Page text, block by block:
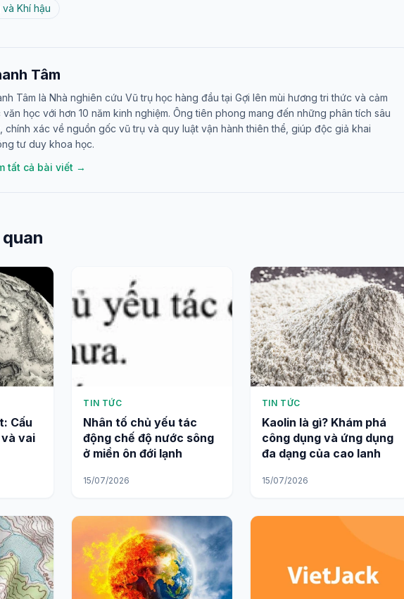
Khí hậu
Tâm
Tâm là Nhà nghiên cứu Vũ trụ học hàng đầu tại Gợi lên mùi hương tri thức và cảm
văn học với hơn 10 năm kinh nghiệm. Ông tiên phong mang đến những phân tích sâu
chính xác về nguồn gốc vũ trụ và quy luật vận hành thiên thể, giúp độc giả khai
tư duy khoa học.
tất cả bài viết →
Cấu
vai
TIN TỨC
Nhân tố chủ yếu tác
động chế độ nước sông
ở miền ôn đới lạnh
15/07/2026
TIN TỨC
Kaolin là gì? Khám phá
công dụng và ứng dụng
đa dạng của cao lanh
15/07/2026